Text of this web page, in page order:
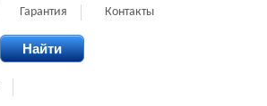
Гарантия Контакты
Найти